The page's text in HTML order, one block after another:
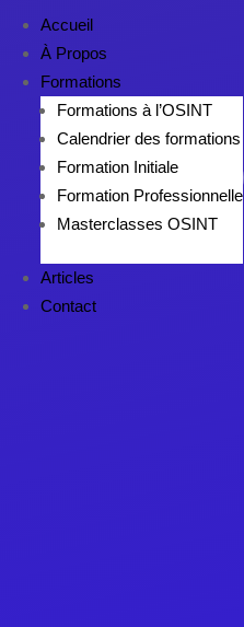
Accueil
À Propos
Formations
Formations à l’OSINT
Calendrier des formations
Formation Initiale
Formation Professionnelle
Masterclasses OSINT
Articles
Contact